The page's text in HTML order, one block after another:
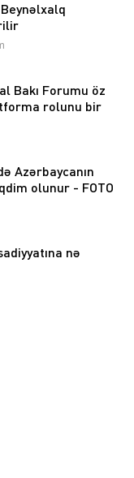
Bakı Forumu öz
rolunu bir
Azərbaycanın
olunur - FOTO
nə